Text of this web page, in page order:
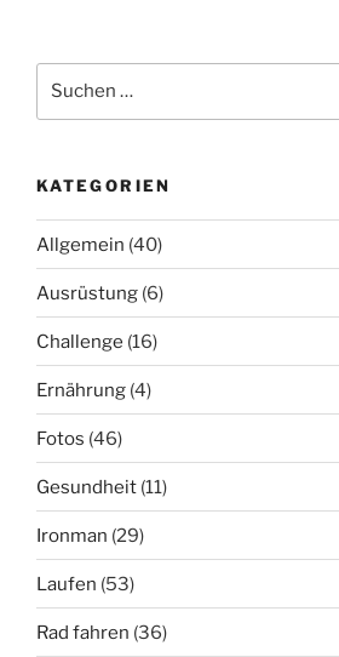
Regensburg
2011!“
nach:
KATEGORIEN
Allgemein (40)
Ausrüstung (6)
Challenge (16)
Ernährung (4)
Fotos (46)
Gesundheit (11)
Ironman (29)
Laufen (53)
Rad fahren (36)